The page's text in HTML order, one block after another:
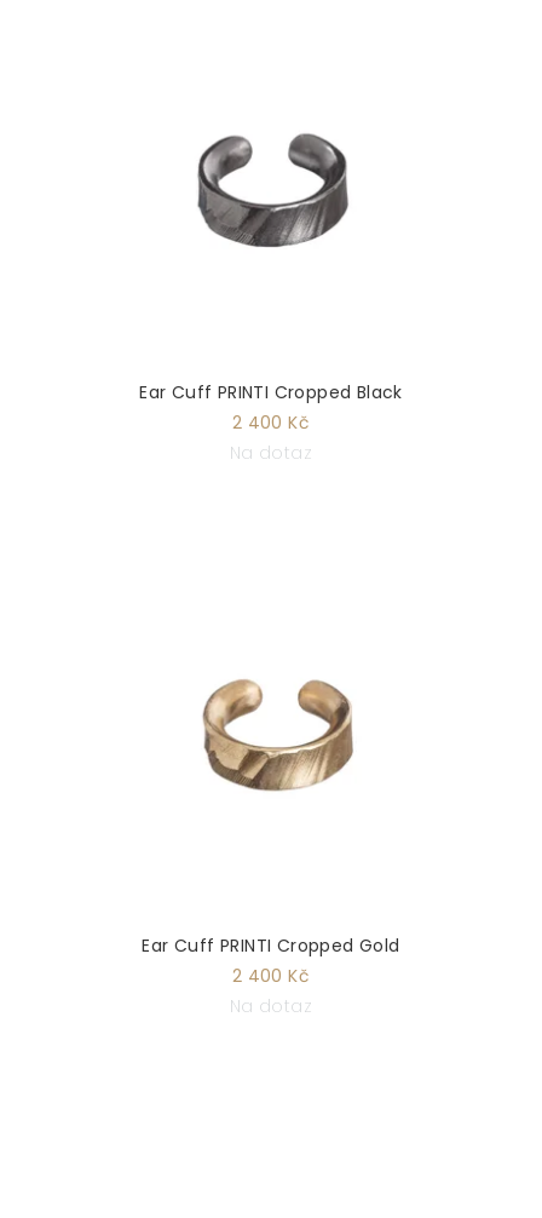
Ear Cuff PRINTI Cropped Black
2 400 Kč
Na dotaz
Ear Cuff PRINTI Cropped Gold
2 400 Kč
Na dotaz